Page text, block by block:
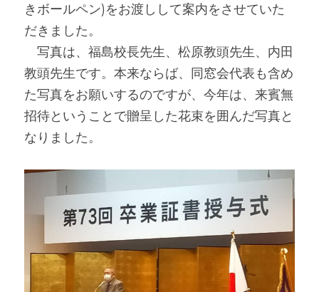
きボールペン)をお渡しして案内をさせていた
だきました。
写真は、福島校長先生、松原教頭先生、内田
教頭先生です。本来ならば、同窓会代表も含め
た写真をお願いするのですが、今年は、来賓無
招待ということで贈呈した花束を囲んだ写真と
なりました。